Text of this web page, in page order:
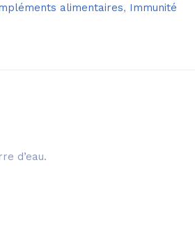
alimentaires, Immunité
d’eau.